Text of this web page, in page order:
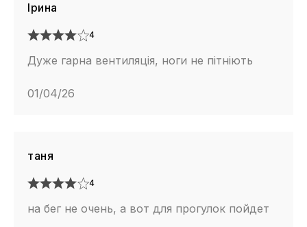
Ірина
4
Дуже гарна вентиляція, ноги не пітніють
01/04/26
таня
4
на бег не очень, а вот для прогулок пойдет